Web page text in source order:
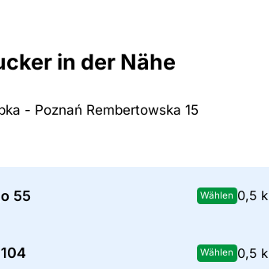
in der Nähe
- Poznań Rembertowska 15
55 Wählen 0,5
Wählen 0,5